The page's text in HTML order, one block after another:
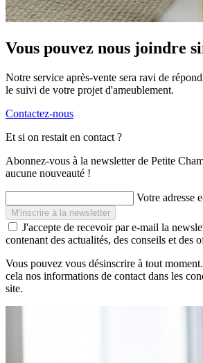
Vous pouvez nous joindre
Notre service après-vente sera ravi de
le suivi de votre projet d'ameublement.
Contactez-nous
Et si on restait en contact ?
Abonnez-vous à la newsletter de Petite
aucune nouveauté !
Votre adresse
J'accepte de recevoir par e-mail la
contenant des actualités, des conseils et des
Vous pouvez vous désinscrire à tout
cela nos informations de contact dans les
site.